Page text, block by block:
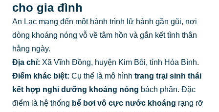
cho gia đình
An Lạc mang đến một hành trình lữ hành gần gũi, nơi
dòng khoáng nóng vỗ về tâm hồn và gắn kết tình thân
hằng ngày.
Địa chỉ: Xã Vĩnh Đồng, huyện Kim Bôi, tỉnh Hòa Bình.
Điểm khác biệt: Cụ thể là mô hình trang trại sinh thái
kết hợp nghỉ dưỡng khoáng nóng bách phân. Đặc
điểm là hệ thống bể bơi vô cực nước khoáng rạng rỡ